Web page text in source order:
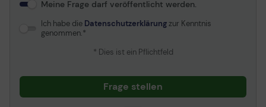
Meine Frage darf veröffentlicht werden.
Ich habe die Datenschutzerklärungzur Kenntnis
genommen.
* Dies ist ein Pflichtfeld
Frage stellen